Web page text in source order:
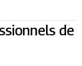
de